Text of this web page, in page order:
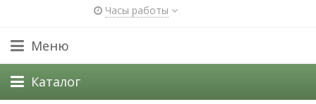
Часы работы
Меню
Каталог